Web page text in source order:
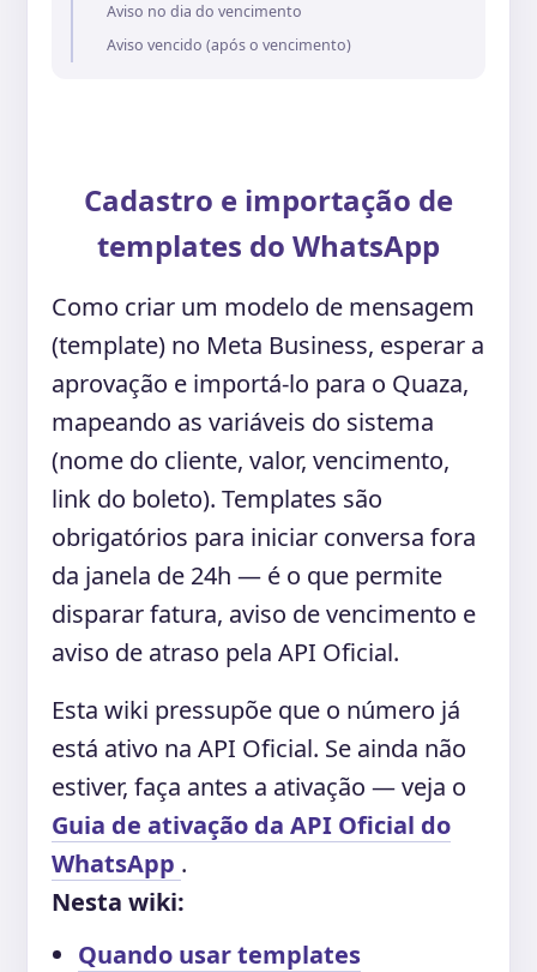
Cadastro e importação de
templates do WhatsApp
Como criar um modelo de mensagem
(template) no Meta Business, esperar a
aprovação e importá-lo para o Quaza,
mapeando as variáveis do sistema
(nome do cliente, valor, vencimento,
link do boleto). Templates são
obrigatórios para iniciar conversa fora
da janela de 24h — é o que permite
disparar fatura, aviso de vencimento e
aviso de atraso pela API Oficial.
Esta wiki pressupõe que o número já
está ativo na API Oficial. Se ainda não
estiver, faça antes a ativação — veja o
Guia de ativação da API Oficial do
WhatsApp .
Nesta wiki:
Quando usar templates
Aviso no dia do vencimento
Aviso vencido (após o vencimento)